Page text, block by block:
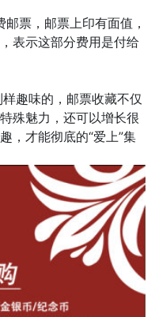
票，邮票上印有面值，
表示这部分费用是付给
趣味的，邮票收藏不仅
殊魅力，还可以增长很
，才能彻底的“爱上”集